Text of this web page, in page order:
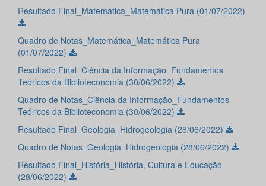
Resultado Final_Matemática_Matemática Pura (01/07/2022)
Quadro de Notas_Matemática_Matemática Pura
(01/07/2022)
Resultado Final_Ciência da Informação_Fundamentos
Teóricos da Biblioteconomia (30/06/2022)
Quadro de Notas_Ciência da Informação_Fundamentos
Teóricos da Biblioteconomia (30/06/2022)
Resultado Final_Geologia_Hidrogeologia (28/06/2022)
Quadro de Notas_Geologia_Hidrogeologia (28/06/2022)
Resultado Final_História_História, Cultura e Educação
(28/06/2022)